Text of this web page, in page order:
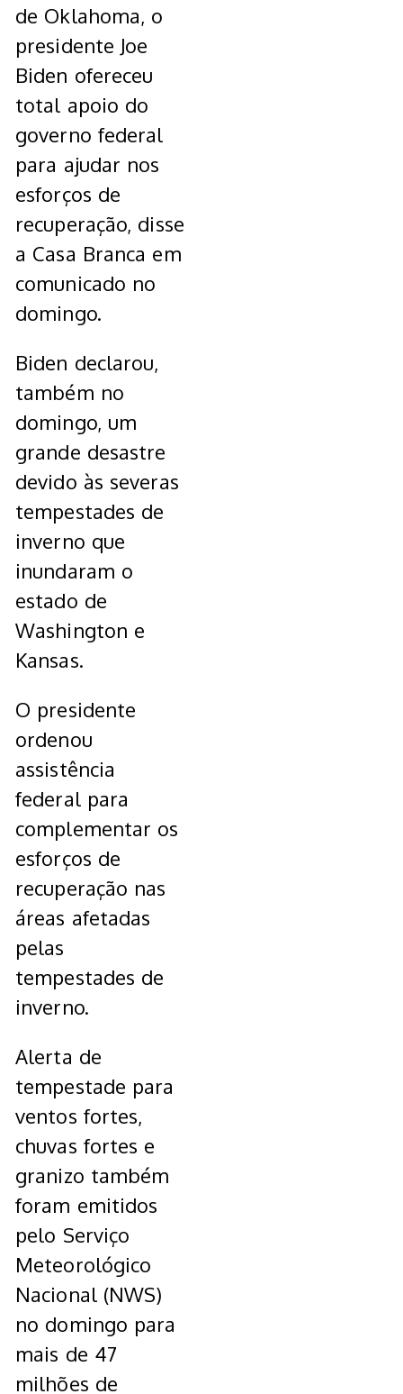
de Oklahoma, o
presidente Joe
Biden ofereceu
total apoio do
governo federal
para ajudar nos
esforços de
recuperação, disse
a Casa Branca em
comunicado no
domingo.
Biden declarou,
também no
domingo, um
grande desastre
devido às severas
tempestades de
inverno que
inundaram o
estado de
Washington e
Kansas.
O presidente
ordenou
assistência
federal para
complementar os
esforços de
recuperação nas
áreas afetadas
pelas
tempestades de
inverno.
Alerta de
tempestade para
ventos fortes,
chuvas fortes e
granizo também
foram emitidos
pelo Serviço
Meteorológico
Nacional (NWS)
no domingo para
mais de 47
milhões de